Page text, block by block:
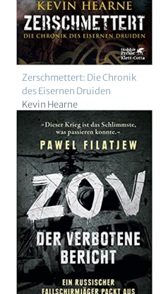
Zerschmettert: Die Chronik
des Eisernen Druiden
Kevin Hearne